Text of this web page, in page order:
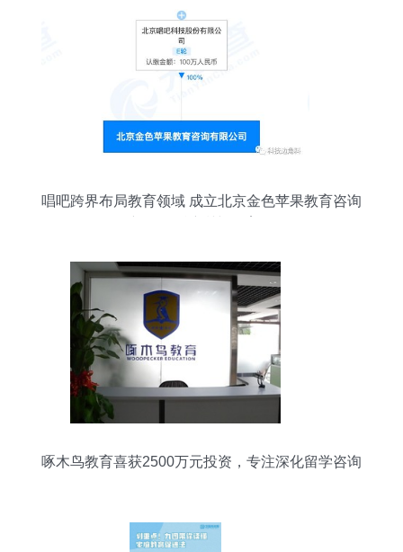
唱吧跨界布局教育领域 成立北京金色苹果教育咨询
啄木鸟教育喜获2500万元投资，专注深化留学咨询